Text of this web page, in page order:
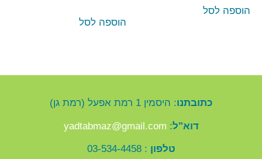
הוספה לסל
הוספה לסל
כתובתנו: היסמין 1 רמת אפעל (רמת גן)
דוא"ל:
טלפון : 03-534-4458